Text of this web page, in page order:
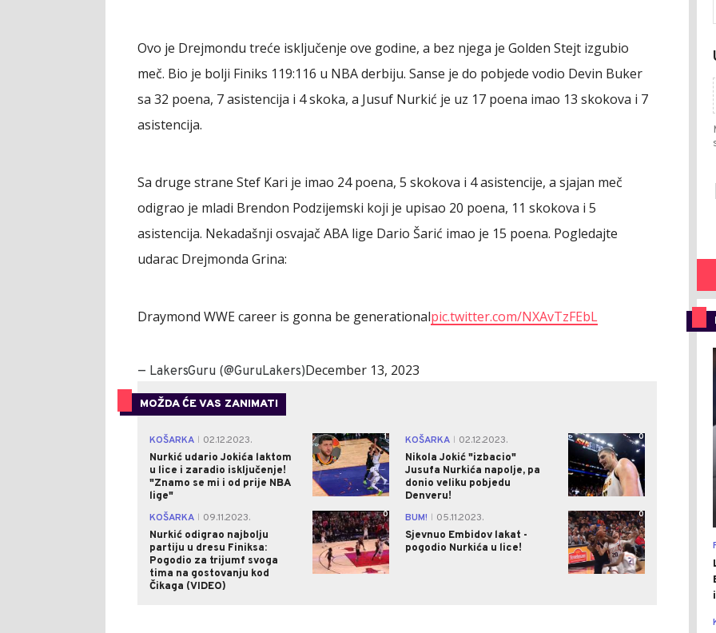
Ovo je Drejmondu treće isključenje ove godine, a bez njega je Golden Stejt izgubio
meč. Bio je bolji Finiks 119:116 u NBA derbiju. Sanse je do pobjede vodio Devin Buker
sa 32 poena, 7 asistencija i 4 skoka, a Jusuf Nurkić je uz 17 poena imao 13 skokova i 7
asistencija.
Sa druge strane Stef Kari je imao 24 poena, 5 skokova i 4 asistencije, a sjajan meč
odigrao je mladi Brendon Podzijemski koji je upisao 20 poena, 11 skokova i 5
asistencija. Nekadašnji osvajač ABA lige Dario Šarić imao je 15 poena. Pogledajte
udarac Drejmonda Grina:
Draymond WWE career is gonna be generationalpic.twitter.com/NXAvTzFEbL
— LakersGuru (@GuruLakers)December 13, 2023
MOŽDA ĆE VAS ZANIMATI
KOŠARKA
02.12.2023.
Nurkić udario Jokića laktom
u lice i zaradio isključenje!
"Znamo se mi i od prije NBA
lige"
1 KOŠARKA
02.12.2023.
Nikola Jokić "izbacio"
Jusufa Nurkića napolje, pa
donio veliku pobjedu
Denveru!
0
KOŠARKA
09.11.2023.
Nurkić odigrao najbolju
partiju u dresu Finiksa:
Pogodio za trijumf svoga
tima na gostovanju kod
Čikaga (VIDEO)
0 BUM!
05.11.2023.
Sjevnuo Embidov lakat -
pogodio Nurkića u lice!
0